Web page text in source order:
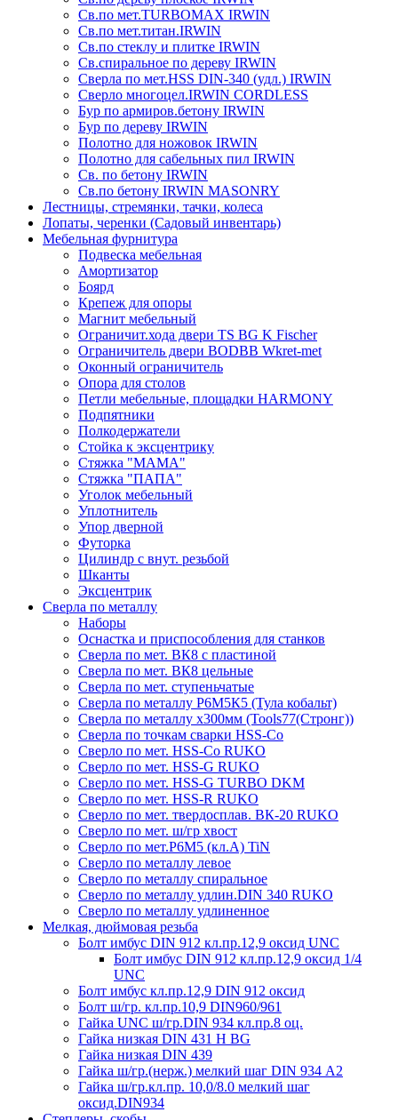
Св.по мет.TURBOMAX IRWIN
Св.по мет.титан.IRWIN
Св.по стеклу и плитке IRWIN
Св.спиральное по дереву IRWIN
Сверла по мет.HSS DIN-340 (удл.) IRWIN
Сверло многоцел.IRWIN CORDLESS
Бур по армиров.бетону IRWIN
Бур по дереву IRWIN
Полотно для ножовок IRWIN
Полотно для сабельных пил IRWIN
Св. по бетону IRWIN
Св.по бетону IRWIN MASONRY
Лестницы, стремянки, тачки, колеса
Лопаты, черенки (Садовый инвентарь)
Мебельная фурнитура
Подвеска мебельная
Амортизатор
Боярд
Крепеж для опоры
Магнит мебельный
Ограничит.хода двери TS BG K Fischer
Ограничитель двери BODBB Wkret-met
Оконный ограничитель
Опора для столов
Петли мебельные, площадки HARMONY
Подпятники
Полкодержатели
Стойка к эксцентрику
Стяжка "МАМА"
Стяжка "ПАПА"
Уголок мебельный
Уплотнитель
Упор дверной
Футорка
Цилиндр с внут. резьбой
Шканты
Эксцентрик
Сверла по металлу
Наборы
Оснастка и приспособления для станков
Сверла по мет. ВК8 с пластиной
Сверла по мет. ВК8 цельные
Сверла по мет. ступеньчатые
Сверла по металлу Р6М5К5 (Тула кобальт)
Сверла по металлу х300мм (Tools77(Стронг))
Сверла по точкам сварки HSS-Co
Сверло по мет. HSS-Co RUKO
Сверло по мет. HSS-G RUKO
Сверло по мет. HSS-G TURBO DKM
Сверло по мет. HSS-R RUKO
Сверло по мет. твердосплав. ВК-20 RUKO
Сверло по мет. ш/гр хвост
Сверло по мет.Р6М5 (кл.А) TiN
Сверло по металлу левое
Сверло по металлу спиральное
Сверло по металлу удлин.DIN 340 RUKO
Сверло по металлу удлиненное
Мелкая, дюймовая резьба
Болт имбус DIN 912 кл.пр.12,9 оксид UNC
Болт имбус DIN 912 кл.пр.12,9 оксид 1/4
UNC
Болт имбус кл.пр.12,9 DIN 912 оксид
Болт ш/гр. кл.пр.10,9 DIN960/961
Гайка UNC ш/гр.DIN 934 кл.пр.8 оц.
Гайка низкая DIN 431 H BG
Гайка низкая DIN 439
Гайка ш/гр.(нерж.) мелкий шаг DIN 934 А2
Гайка ш/гр.кл.пр. 10,0/8.0 мелкий шаг
оксид.DIN934